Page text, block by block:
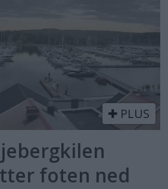
PLUS
foten ned